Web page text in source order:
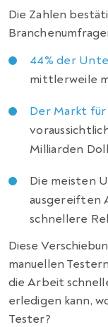
Die Zahlen
44% der
mittlerweile
Der Markt für
Milliarden
Die meisten
ausgereiften
schnellere
Diese
manuellen
die Arbeit
erledigen kann,
Tester?